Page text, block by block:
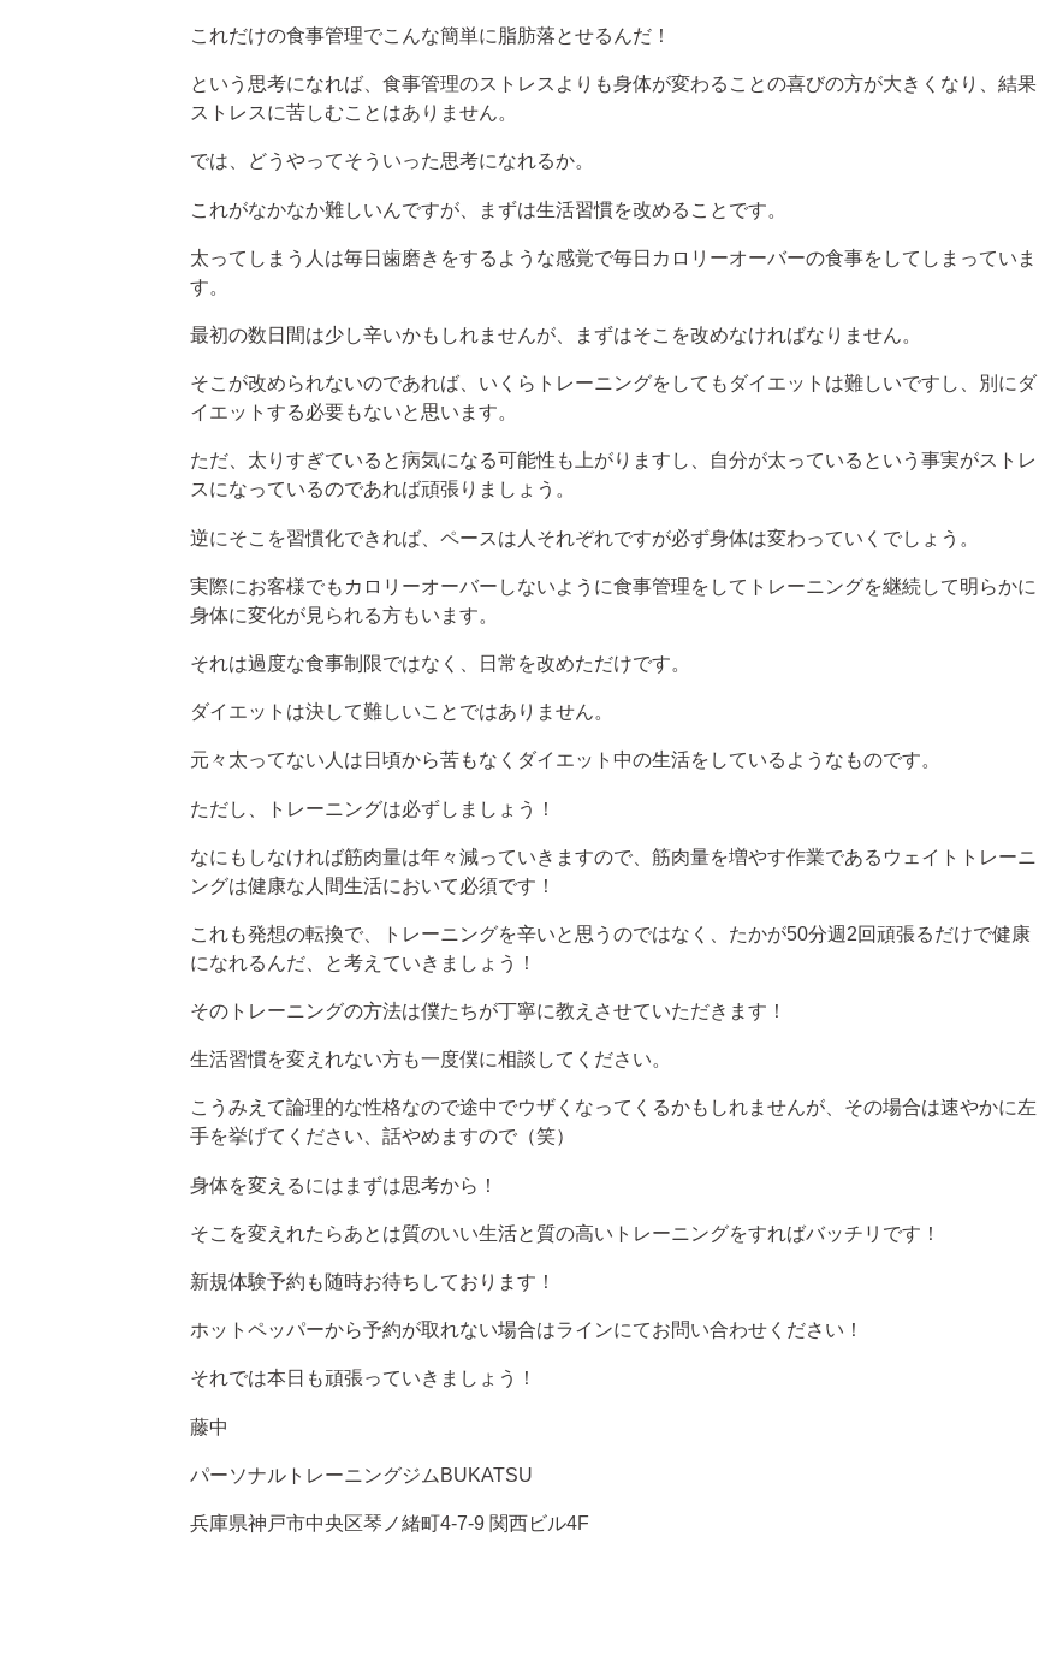
これだけの食事管理でこんな簡単に脂肪落とせるんだ！
という思考になれば、食事管理のストレスよりも身体が変わることの喜びの方が大きくなり、結果
ストレスに苦しむことはありません。
では、どうやってそういった思考になれるか。
これがなかなか難しいんですが、まずは生活習慣を改めることです。
太ってしまう人は毎日歯磨きをするような感覚で毎日カロリーオーバーの食事をしてしまっていま
す。
最初の数日間は少し辛いかもしれませんが、まずはそこを改めなければなりません。
そこが改められないのであれば、いくらトレーニングをしてもダイエットは難しいですし、別にダ
イエットする必要もないと思います。
ただ、太りすぎていると病気になる可能性も上がりますし、自分が太っているという事実がストレ
スになっているのであれば頑張りましょう。
逆にそこを習慣化できれば、ペースは人それぞれですが必ず身体は変わっていくでしょう。
実際にお客様でもカロリーオーバーしないように食事管理をしてトレーニングを継続して明らかに
身体に変化が見られる方もいます。
それは過度な食事制限ではなく、日常を改めただけです。
ダイエットは決して難しいことではありません。
元々太ってない人は日頃から苦もなくダイエット中の生活をしているようなものです。
ただし、トレーニングは必ずしましょう！
なにもしなければ筋肉量は年々減っていきますので、筋肉量を増やす作業であるウェイトトレーニ
ングは健康な人間生活において必須です！
これも発想の転換で、トレーニングを辛いと思うのではなく、たかが50分週2回頑張るだけで健康
になれるんだ、と考えていきましょう！
そのトレーニングの方法は僕たちが丁寧に教えさせていただきます！
生活習慣を変えれない方も一度僕に相談してください。
こうみえて論理的な性格なので途中でウザくなってくるかもしれませんが、その場合は速やかに左
手を挙げてください、話やめますので（笑）
身体を変えるにはまずは思考から！
そこを変えれたらあとは質のいい生活と質の高いトレーニングをすればバッチリです！
新規体験予約も随時お待ちしております！
ホットペッパーから予約が取れない場合はラインにてお問い合わせください！
それでは本日も頑張っていきましょう！
藤中
パーソナルトレーニングジムBUKATSU
兵庫県神戸市中央区琴ノ緒町4-7-9 関西ビル4F